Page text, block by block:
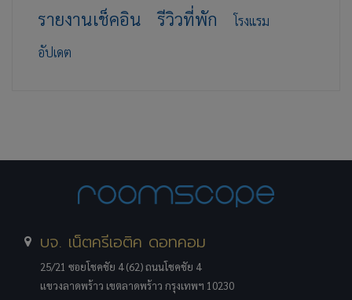
รายงานเช็คอิน รีวิวที่พัก
โรงแรม
อัปเดต
บจ. เน็ตครีเอติค ดอทคอม
25/21 ซอยโชคชัย 4 (62) ถนนโชคชัย 4
แขวงลาดพร้าว เขตลาดพร้าว กรุงเทพฯ 10230